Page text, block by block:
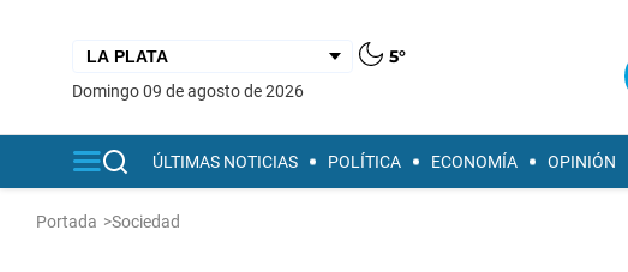
5°
domingo 09 de agosto de 2026
ÚLTIMAS NOTICIAS POLÍTICA ECONOMÍA OPINIÓN
Portada >Sociedad